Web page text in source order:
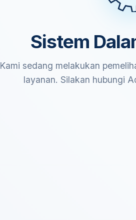
Sistem
Kami sedang melakukan
layanan. Silakan hubungi